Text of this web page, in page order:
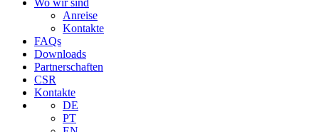
Wo wir sind
Anreise
Kontakte
FAQs
Downloads
Partnerschaften
CSR
Kontakte
DE
PT